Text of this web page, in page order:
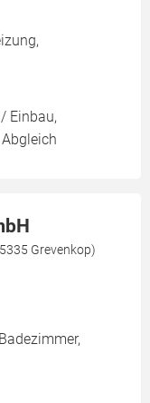
Einbau,
Grevenkop)